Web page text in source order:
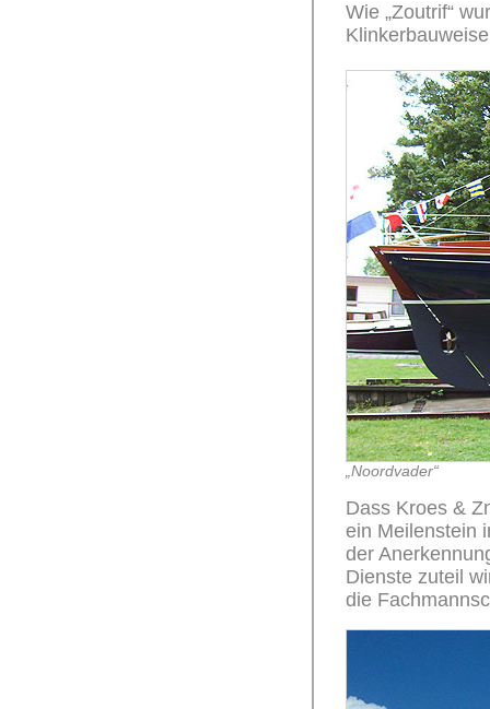
Wie „Zoutrif“
„Noordvader“
Dass Kroes &
ein Meilenstein
der
Dienste zuteil
die